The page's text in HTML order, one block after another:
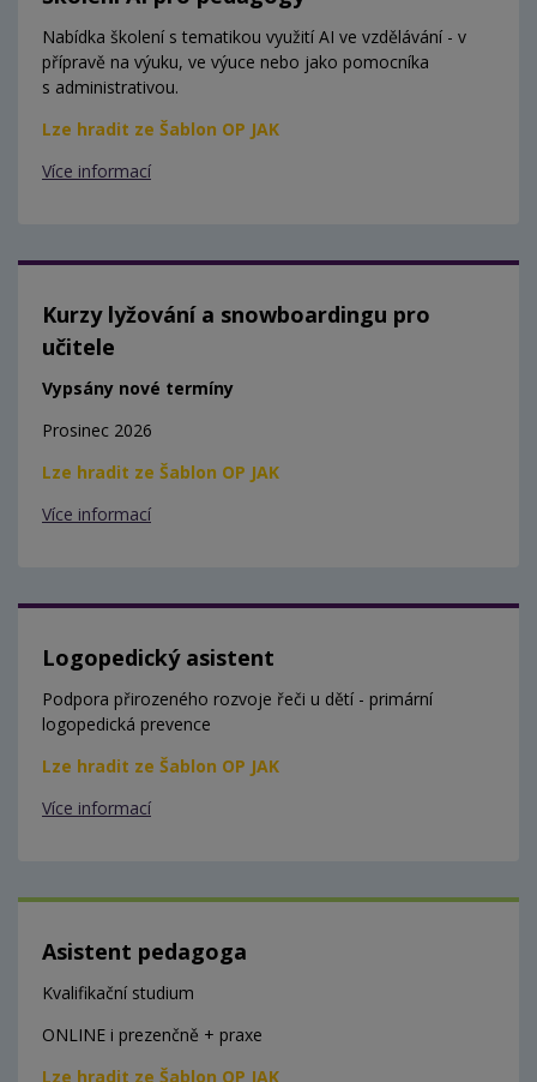
Nabídka školení s tematikou využití AI ve vzdělávání - v
přípravě na výuku, ve výuce nebo jako pomocníka
s administrativou.
Lze hradit ze Šablon OP JAK
Více informací
Kurzy lyžování a snowboardingu pro
učitele
Vypsány nové termíny
Prosinec 2026
Lze hradit ze Šablon OP JAK
Více informací
Logopedický asistent
Podpora přirozeného rozvoje řeči u dětí - primární
logopedická prevence
Lze hradit ze Šablon OP JAK
Více informací
Asistent pedagoga
Kvalifikační studium
ONLINE i prezenčně + praxe
Lze hradit ze Šablon OP JAK